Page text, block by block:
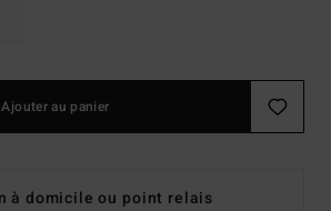
Ajouter au panier
à domicile ou point relais